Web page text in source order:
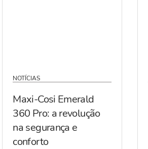
NOTÍCIAS
Maxi-Cosi Emerald
360 Pro: a revolução
na segurança e
conforto